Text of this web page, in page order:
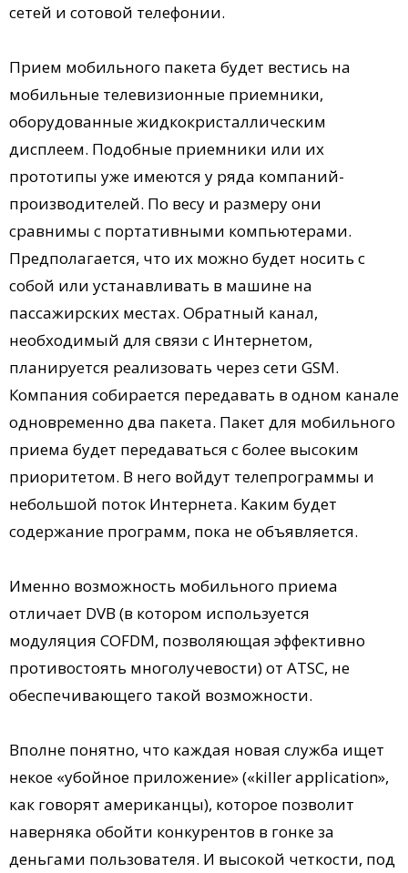
сетей и сотовой телефонии.
Прием мобильного пакета будет вестись на
мобильные телевизионные приемники,
оборудованные жидкокристаллическим
дисплеем. Подобные приемники или их
прототипы уже имеются у ряда компаний-
производителей. По весу и размеру они
сравнимы с портативными компьютерами.
Предполагается, что их можно будет носить с
собой или устанавливать в машине на
пассажирских местах. Обратный канал,
необходимый для связи с Интернетом,
планируется реализовать через сети GSM.
Компания собирается передавать в одном канале
одновременно два пакета. Пакет для мобильного
приема будет передаваться с более высоким
приоритетом. В него войдут телепрограммы и
небольшой поток Интернета. Каким будет
содержание программ, пока не объявляется.
Именно возможность мобильного приема
отличает DVB (в котором используется
модуляция COFDM, позволяющая эффективно
противостоять многолучевости) от ATSC, не
обеспечивающего такой возможности.
Вполне понятно, что каждая новая служба ищет
некое «убойное приложение» («killer application»,
как говорят американцы), которое позволит
наверняка обойти конкурентов в гонке за
деньгами пользователя. И высокой четкости, под